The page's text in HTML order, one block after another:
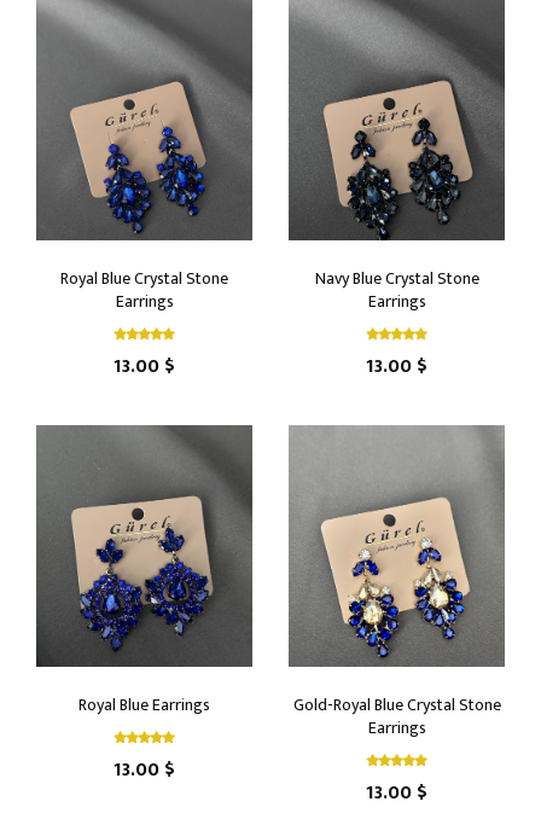
Royal Blue Crystal Stone
Earrings
13.00 $
Navy Blue Crystal Stone
Earrings
13.00 $
Royal Blue Earrings
13.00 $
Gold-Royal Blue Crystal Stone
Earrings
13.00 $